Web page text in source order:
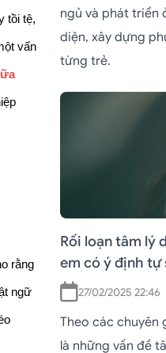
tồi tệ,
vấn
rằng
ngữ
ngủ và phát triển
diện, xây dựng
từng trẻ.
Rối loạn tâm lý
em có ý định tự
27/02/2025 22:46
Theo các chuyên
là những vấn đề